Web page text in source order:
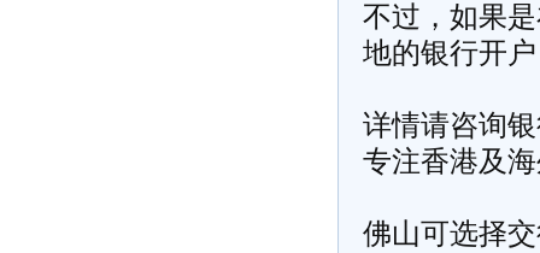
不过，如果
地的银行开
详情请咨询
专注香港及
佛山可选择